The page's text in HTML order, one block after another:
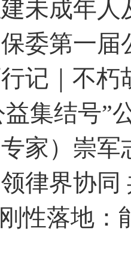
未成年
委第一届
记｜不朽
集结号”
家）崇军
律界协同
性落地